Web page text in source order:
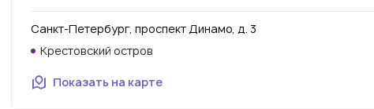
Санкт-Петербург, проспект Динамо, д. 3
Крестовский остров
Показать на карте